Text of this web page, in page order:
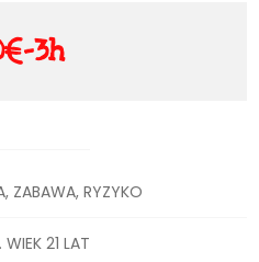
3h
ZABAWA, RYZYKO
WIEK 21 LAT